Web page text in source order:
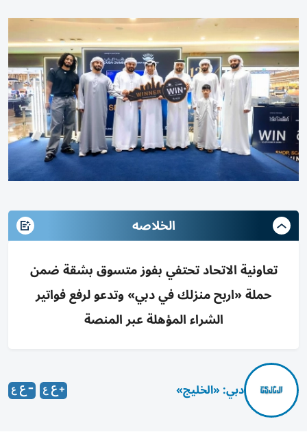
الخلاصه
تعاونية الاتحاد تحتفي بفوز متسوق بشقة ضمن
حملة «اربح منزلك في دبي» وتدعو لرفع فواتير
الشراء المؤهلة عبر المنصة
دبي: «الخليج»